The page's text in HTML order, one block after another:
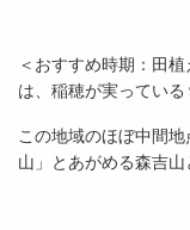
＜おすすめ時期：田
は、稲穂が実ってい
この地域のほぼ中間
山」とあがめる森吉山